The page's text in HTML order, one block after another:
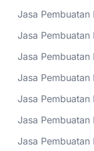
Jasa Pembuatan
Jasa
Jasa Pembuatan
Jasa Pembuatan
Jasa
Jasa Pembuatan
Jasa